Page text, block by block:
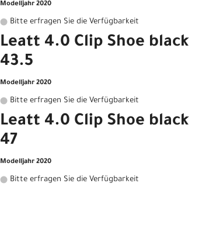
Modelljahr 2020
Bitte erfragen Sie die Verfügbarkeit
Leatt 4.0 Clip Shoe black
43.5
Modelljahr 2020
Bitte erfragen Sie die Verfügbarkeit
Leatt 4.0 Clip Shoe black
47
Modelljahr 2020
Bitte erfragen Sie die Verfügbarkeit